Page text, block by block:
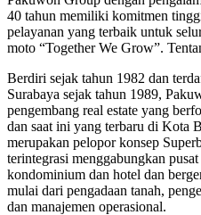
40 tahun memiliki komitmen
pelayanan yang terbaik untuk
moto “Together We Grow”.
Berdiri sejak tahun 1982 dan
Surabaya sejak tahun 1989,
pengembang real estate yang
dan saat ini yang terbaru di Kota
merupakan pelopor konsep
terintegrasi menggabungkan
kondominium dan hotel dan
mulai dari pengadaan tanah,
dan manajemen operasional.